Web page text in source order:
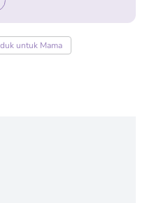
untuk Mama